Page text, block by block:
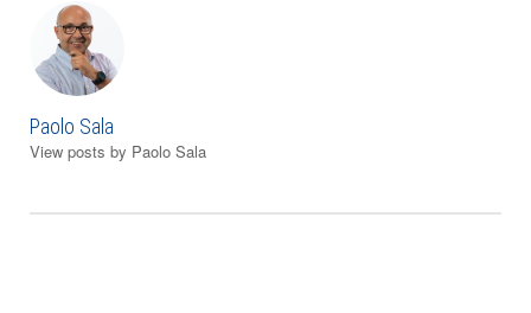
Paolo Sala
View posts by Paolo Sala